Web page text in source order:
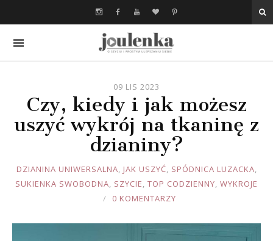
09 LIS 2023
Czy, kiedy i jak możesz
uszyć wykrój na tkaninę z
dzianiny?
JOULE
DZIANINA UNIWERSALNA, JAK USZYĆ, SPÓDNICA LUZACKA,
SUKIENKA SWOBODNA, SZYCIE, TOP CODZIENNY, WYKROJE
0 KOMENTARZY